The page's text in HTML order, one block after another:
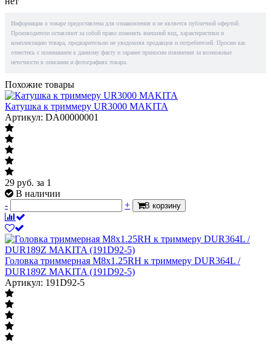
Информация о товаре предоставлена для ознакомления и не является публичной офертой.
Производители оставляют за собой право изменять внешний вид, характеристики и
комплектацию товара, предварительно не уведомляя продавцов и потребителей. Просим вас
отнестись с пониманием к данному факту и заранее приносим извинения за возможные
неточности в описании и фотографиях товара.
Похожие товары
Катушка к триммеру UR3000 MAKITA
Артикул: DA00000001
29 руб. за 1
В наличии
-
+ В корзину
Головка триммерная M8x1.25RH к триммеру DUR364L /
DUR189Z MAKITA (191D92-5)
Артикул: 191D92-5